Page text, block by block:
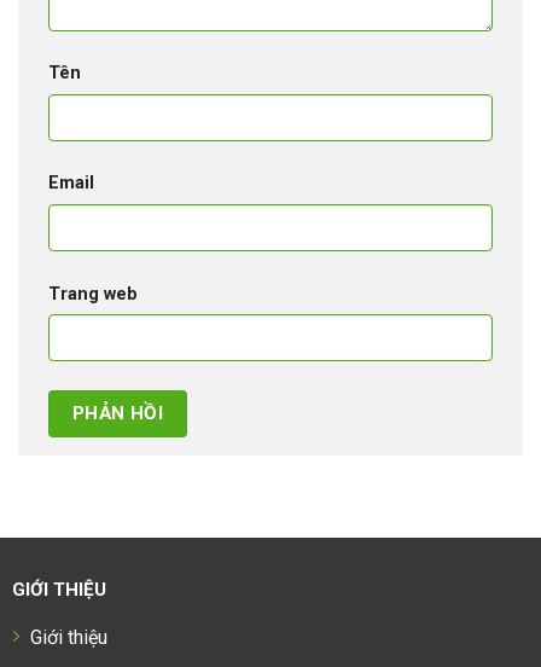
Tên
Email
Trang web
GIỚI THIỆU
Giới thiệu